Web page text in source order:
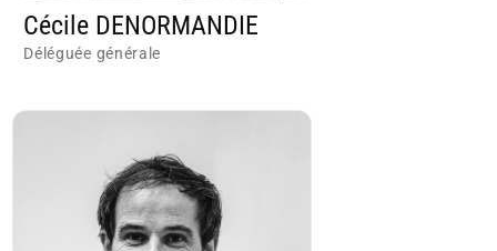
Cécile DENORMANDIE
Déléguée générale